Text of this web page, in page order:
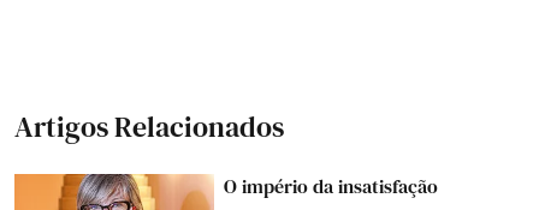
Artigos Relacionados
O império da insatisfação